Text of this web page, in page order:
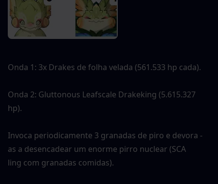
Onda 1: 3x Drakes de folha velada (561.533 hp cada).
Onda 2: Gluttonous Leafscale Drakeking (5.615.327
hp).
Invoca periodicamente 3 granadas de piro e devora -
as a desencadear um enorme pirro nuclear (SCA
ling com granadas comidas).